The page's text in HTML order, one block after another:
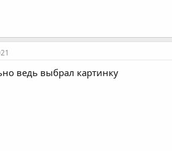
ведь выбрал картинку